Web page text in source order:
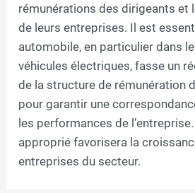
rémunérations des dirigeants et
de leurs entreprises. Il est
automobile, en particulier dans
véhicules électriques, fasse un
de la structure de rémunération
pour garantir une
les performances de
approprié favorisera la
entreprises du secteur.